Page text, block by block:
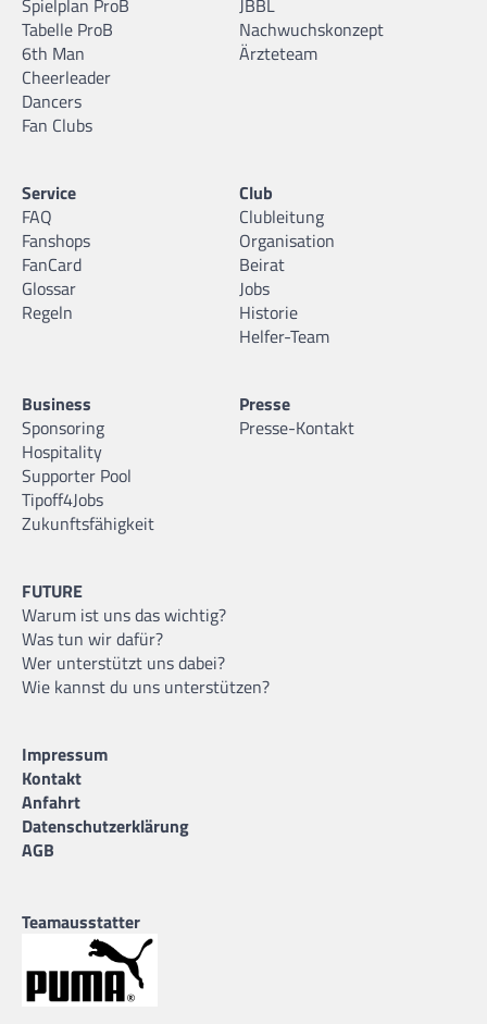
Spielplan ProB
Tabelle ProB
6th Man
Cheerleader
Dancers
Fan Clubs
JBBL
Nachwuchskonzept
Ärzteteam
Service
FAQ
Fanshops
FanCard
Glossar
Regeln
Club
Clubleitung
Organisation
Beirat
Jobs
Historie
Helfer-Team
Business
Sponsoring
Hospitality
Supporter Pool
Tipoff4Jobs
Zukunftsfähigkeit
Presse
Presse-Kontakt
FUTURE
Warum ist uns das wichtig?
Was tun wir dafür?
Wer unterstützt uns dabei?
Wie kannst du uns unterstützen?
Impressum
Kontakt
Anfahrt
Datenschutzerklärung
AGB
Teamausstatter